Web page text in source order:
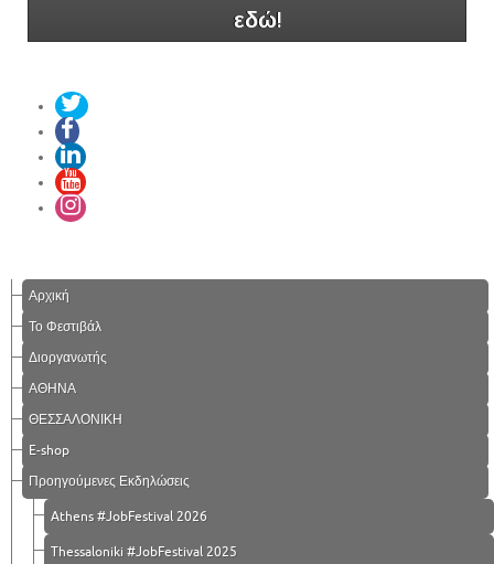
εδώ!
Αρχική
Το Φεστιβάλ
Διοργανωτής
ΑΘΗΝΑ
ΘΕΣΣΑΛΟΝΙΚΗ
E-shop
Προηγούμενες Εκδηλώσεις
Athens #JobFestival 2026
Thessaloniki #JobFestival 2025